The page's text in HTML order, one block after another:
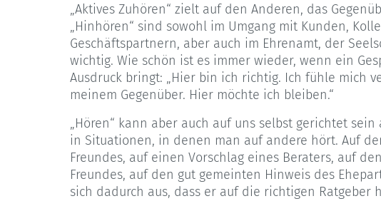
„Aktives Zuhören“ zielt auf den Anderen, das
„Hinhören“ sind sowohl im Umgang mit Kunden,
Geschäftspartnern, aber auch im Ehrenamt, der
wichtig. Wie schön ist es immer wieder, wenn ein
Ausdruck bringt: „Hier bin ich richtig. Ich fühle mich
meinem Gegenüber. Hier möchte ich bleiben.“
„Hören“ kann aber auch auf uns selbst gerichtet sein
in Situationen, in denen man auf andere hört. Auf
Freundes, auf einen Vorschlag eines Beraters, auf
Freundes, auf den gut gemeinten Hinweis des
sich dadurch aus, dass er auf die richtigen Ratgeber